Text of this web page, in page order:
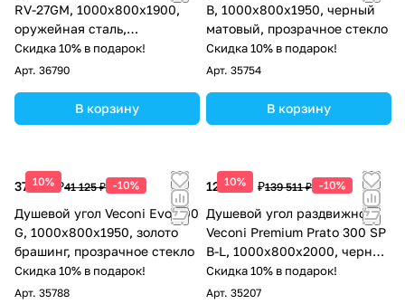
RV-27GM, 1000x800x1900,
оружейная сталь,
прозрачное стекло
Скидка 10% в подарок!
Арт. 36790
В корзину
B, 1000х800x1950, черный
матовый, прозрачное стекло
Скидка 10% в подарок!
Арт. 35754
В корзину
10%
37 013 ₽41 125 ₽ -10%
Душевой угол Veconi Evo 300
G, 1000х800x1950, золото
брашинг, прозрачное стекло
Скидка 10% в подарок!
Арт. 35788
10%
125 560 ₽139 511 ₽ -10%
Душевой угол раздвижной
Veconi Premium Prato 300 SP
B-L, 1000х800x2000, черный
матовый, стекло прозрачное
Скидка 10% в подарок!
Арт. 35207